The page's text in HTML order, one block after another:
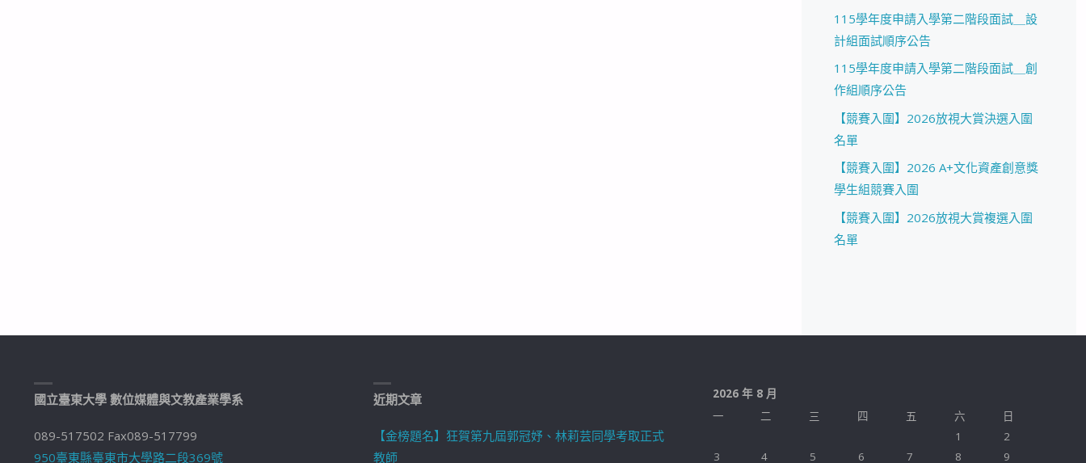
115學年度申請入學第二階段面試＿設
計組面試順序公告
115學年度申請入學第二階段面試＿創
作組順序公告
【競賽入圍】2026放視大賞決選入圍
名單
【競賽入圍】2026 A+文化資產創意獎
學生組競賽入圍
【競賽入圍】2026放視大賞複選入圍
名單
國立臺東大學 數位媒體與文教產業學系
089-517502 Fax089-517799
950臺東縣臺東市大學路二段369號
近期文章
【金榜題名】狂賀第九屆郭冠妤、林莉芸同學考取正式
教師
2026 年 8 月
一
二 三 四 五 六
日
1
2
3
4 5 6 7 8 9